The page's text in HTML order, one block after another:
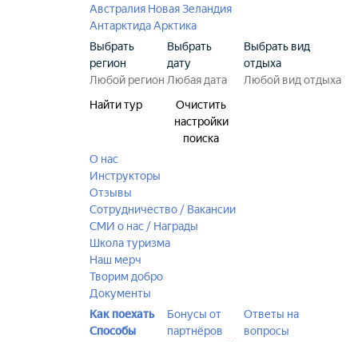
Австралия Новая Зеландия
АнтарктидаАрктика
Выбрать
регион
Выбрать
дату
Выбрать вид
отдыха
Найти тур
Очистить
настройки
поиска
О нас
Инструкторы
Отзывы
Сотрудничество / Вакансии
СМИ о нас / Награды
Школа туризма
Наш мерч
Творим добро
Документы
Как поехать
Способы
Бонусы от
партнёров
Ответы на
вопросы